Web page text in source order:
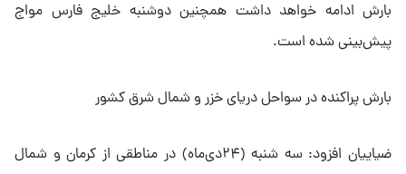
بارش ادامه خواهد داشت همچنین دوشنبه خلیج فارس مواج
پیش‌بینی شده است.
بارش پراکنده در سواحل دریای خزر و شمال شرق کشور
ضیاییان افزود: سه شنبه (۲۴دی‌ماه) در مناطقی از کرمان و شمال